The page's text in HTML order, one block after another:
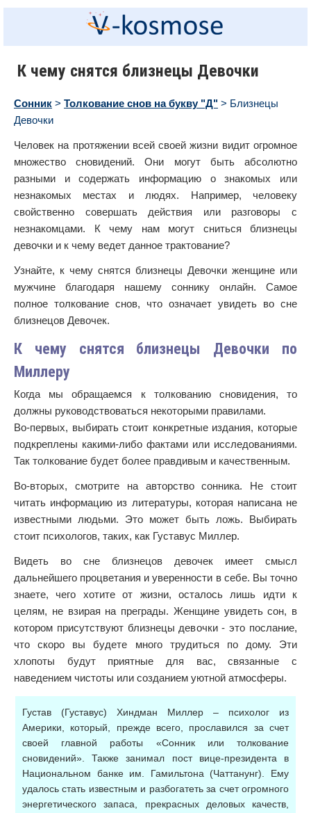
К чему снятся близнецы Девочки
Сонник > Толкование снов на букву "Д" > Близнецы
Девочки
Человек на протяжении всей своей жизни видит огромное
множество сновидений. Они могут быть абсолютно
разными и содержать информацию о знакомых или
незнакомых местах и людях. Например, человеку
свойственно совершать действия или разговоры с
незнакомцами. К чему нам могут сниться близнецы
девочки и к чему ведет данное трактование?
Узнайте, к чему снятся близнецы Девочки женщине или
мужчине благодаря нашему соннику онлайн. Самое
полное толкование снов, что означает увидеть во сне
близнецов Девочек.
К чему снятся близнецы Девочки по
Миллеру
Когда мы обращаемся к толкованию сновидения, то
должны руководствоваться некоторыми правилами.
Во-первых, выбирать стоит конкретные издания, которые
подкреплены какими-либо фактами или исследованиями.
Так толкование будет более правдивым и качественным.
Во-вторых, смотрите на авторство сонника. Не стоит
читать информацию из литературы, которая написана не
известными людьми. Это может быть ложь. Выбирать
стоит психологов, таких, как Густавус Миллер.
Видеть во сне близнецов девочек имеет смысл
дальнейшего процветания и уверенности в себе. Вы точно
знаете, чего хотите от жизни, осталось лишь идти к
целям, не взирая на преграды. Женщине увидеть сон, в
котором присутствуют близнецы девочки - это послание,
что скоро вы будете много трудиться по дому. Эти
хлопоты будут приятные для вас, связанные с
наведением чистоты или созданием уютной атмосферы.
Густав (Густавус) Хиндман Миллер – психолог из
Америки, который, прежде всего, прославился за счет
своей главной работы «Сонник или толкование
сновидений». Также занимал пост вице-президента в
Национальном банке им. Гамильтона (Чаттанунг). Ему
удалось стать известным и разбогатеть за счет огромного
энергетического запаса, прекрасных деловых качеств,